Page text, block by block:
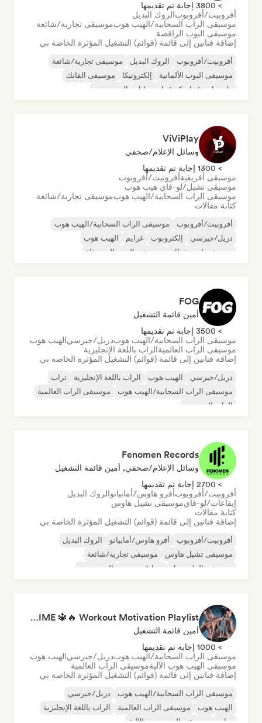
> 3800 إجابة تم تقديمها
أفروبيت/أفروبوبالروك البديل
موسيقى الراب السحابية/الهيب هوبموسيقى تجارية/شائعة
موسيقى البوب الراقصة
إضافة فنانين إلى قائمة (قوائم) التشغيل المؤثرة الخاصة بي
أفروبيت/أفروبوب الروك البديل
موسيقى تجارية/شائعة
موسيقى البوب الألمانية
إلكترونيكا
موسيقى الفانك
هارد دانس/هاردكور/هاردستايل
الهيب هوب
ViViPlay
وسائل الإعلام/صحفي
> 1300 إجابة تم تقديمها
موسيقى أفريقيةأفروبيت/أفروبوب
موسيقى تشيل/لو-فاي هيب هوب
موسيقى الراب السحابية/الهيب هوبموسيقى تجارية/شائعة
كتابة مقالات
أفروبيت/أفروبوب
موسيقى الراب السحابية/الهيب هوب
دريل/جيرسي
إلكتروبوب غرايم
الهيب هوب
موسيقى إندي فولك
موسيقى البوب المستقلة
FOG
أمين قائمة التشغيل
> 3500 إجابة تم تقديمها
موسيقى الراب السحابية/الهيب هوبدريل/جيرسيالهيب هوب
موسيقى الراب العالميةالراب باللغة الإنجليزية
إضافة فنانين إلى قائمة (قوائم) التشغيل المؤثرة الخاصة بي
دريل/جيرسي الهيب هوب الراب باللغة الإنجليزية
تراب
موسيقى الراب السحابية/الهيب هوب
موسيقى الراب العالمية
الراب الفرنسي
Fenomen Records
وسائل الإعلام/صحفي, أمين قائمة التشغيل
> 2700 إجابة تم تقديمها
أفروبيت/أفروبوبأفرو هاوس/أمابيانوالروك البديل
إيقاعات/لو-فايموسيقى تشيل هاوس
كتابة مقالات
إضافة فنانين إلى قائمة (قوائم) التشغيل المؤثرة الخاصة بي
أفروبيت/أفروبوب أفرو هاوس/أمابيانو
الروك البديل
موسيقى تشيل هاوس
موسيقى تجارية/شائعة
موسيقى الدانسهول
دريل/جيرسي الهيب هوب
BACK TO THE PRIME 🔱🔥 Workout Motivation Playlist
أمين قائمة التشغيل
> 1000 إجابة تم تقديمها
موسيقى الراب السحابية/الهيب هوبدريل/جيرسيالهيب هوب
موسيقى الهيب هوب الآليةموسيقى الراب العالمية
إضافة فنانين إلى قائمة (قوائم) التشغيل المؤثرة الخاصة بي
موسيقى الراب السحابية/الهيب هوب
دريل/جيرسي
الهيب هوب
موسيقى الراب العالمية
الراب باللغة الإنجليزية